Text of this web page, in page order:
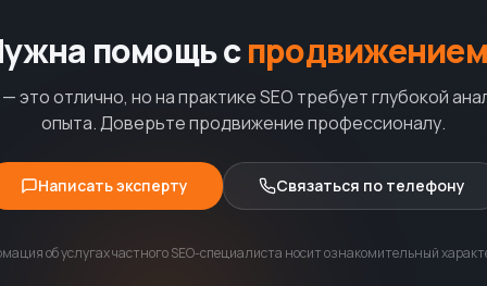
помощь с
это отлично, но на практике SEO требует глубокой
опыта. Доверьте продвижение профессионалу.
Написать эксперту Связаться по телефону
об услугах частного SEO-специалиста носит ознакомительный